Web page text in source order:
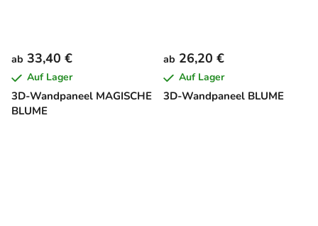
3D-Wandpaneel MAGISCHE
BLUME
ab 33,40 €
Auf Lager
3D-Wandpaneel BLUME
ab 26,20 €
Auf Lager